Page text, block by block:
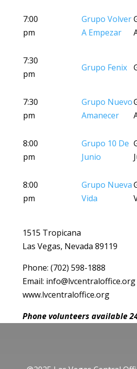
7:00
pm
Grupo Volver
A Empezar
7:30
pm
Grupo Fenix
7:30
pm
Grupo Nuevo
Amanecer
8:00
pm
Grupo 10 De
Junio
8:00
pm
Grupo Nueva
Vida
1515 Tropicana
Las Vegas, Nevada 89119
Phone: (702) 598-1888
Email: info@lvcentraloffice.org
www.lvcentraloffice.org
Phone volunteers available